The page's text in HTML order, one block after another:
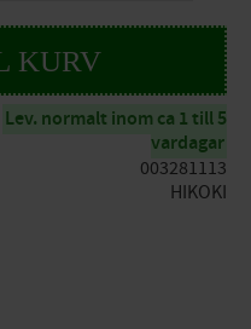
Lev. normalt inom ca 1 till 5
vardagar
003281113
HIKOKI